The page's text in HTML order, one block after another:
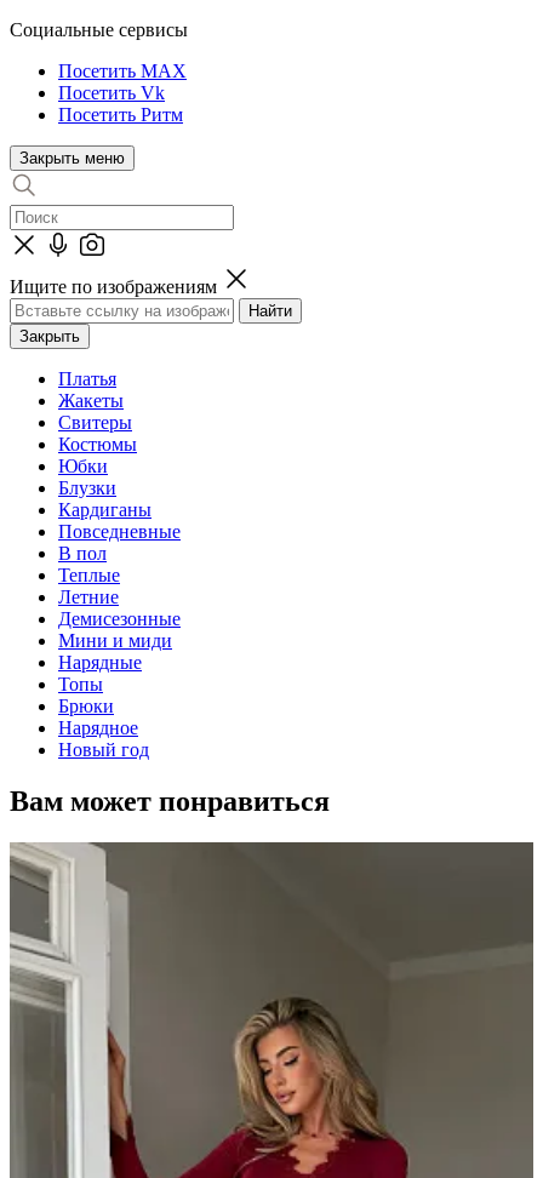
Социальные сервисы
Посетить MAX
Посетить Vk
Посетить Ритм
Закрыть меню
Ищите по изображениям
Закрыть
Платья
Жакеты
Свитеры
Костюмы
Юбки
Блузки
Кардиганы
Повседневные
В пол
Теплые
Летние
Демисезонные
Мини и миди
Нарядные
Топы
Брюки
Нарядное
Новый год
Вам может понравиться